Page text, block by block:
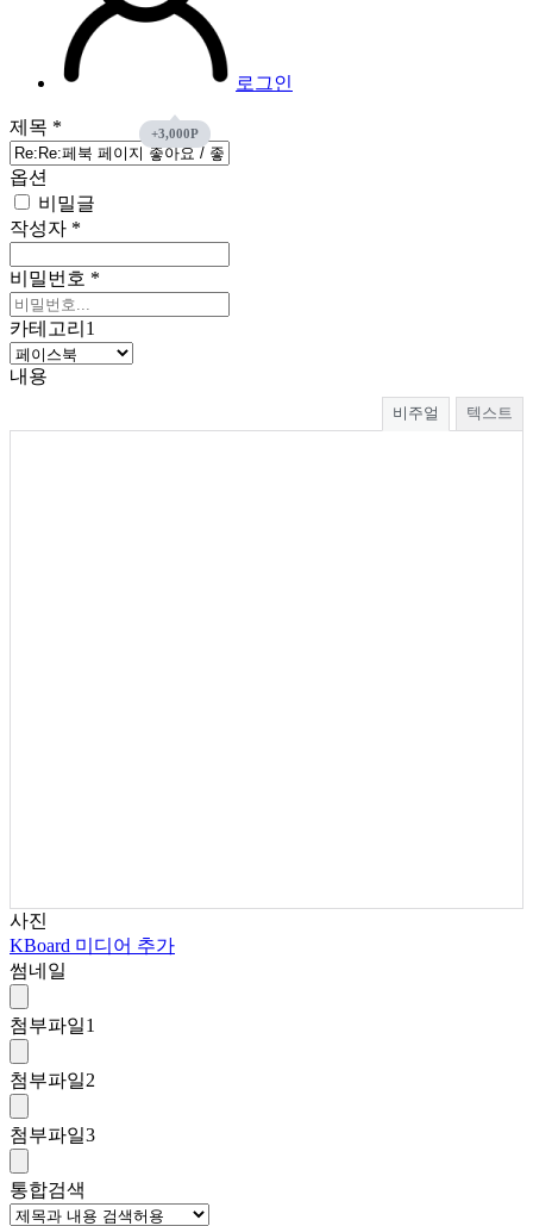
로그인
제목 *
옵션
비밀글
작성자 *
비밀번호 *
카테고리1
내용
비주얼 텍스트
사진
KBoard 미디어 추가
썸네일
첨부파일1
첨부파일2
첨부파일3
통합검색